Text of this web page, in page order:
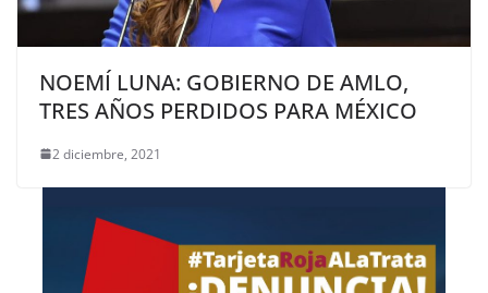
NOEMÍ LUNA: GOBIERNO DE AMLO,
TRES AÑOS PERDIDOS PARA MÉXICO
2 diciembre, 2021